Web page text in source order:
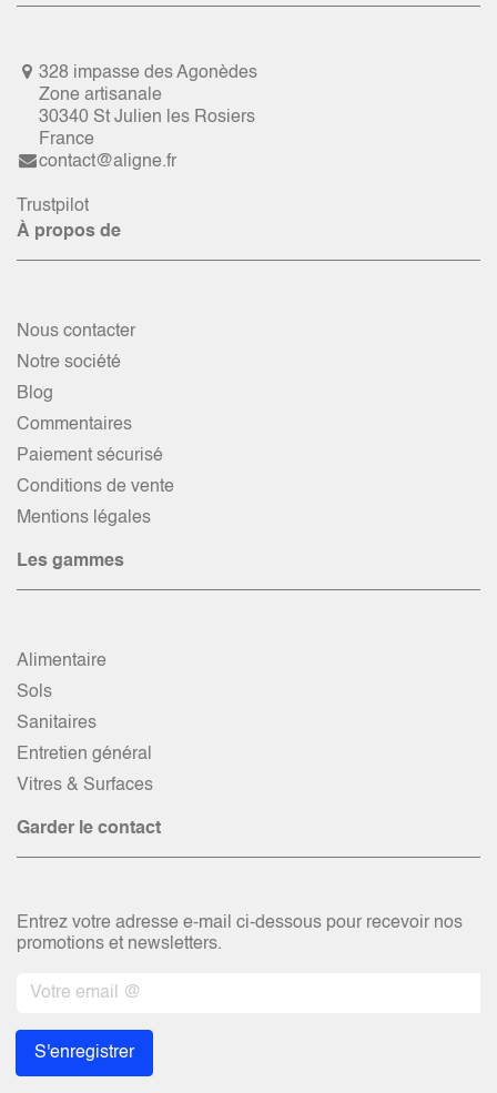
328 impasse des Agonèdes
Zone artisanale
30340 St Julien les Rosiers
France
contact@aligne.fr
Trustpilot
À propos de
Nous contacter
Notre société
Blog
Commentaires
Paiement sécurisé
Conditions de vente
Mentions légales
Les gammes
Alimentaire
Sols
Sanitaires
Entretien général
Vitres & Surfaces
Garder le contact
Entrez votre adresse e-mail ci-dessous pour recevoir nos
promotions et newsletters.
S'enregistrer